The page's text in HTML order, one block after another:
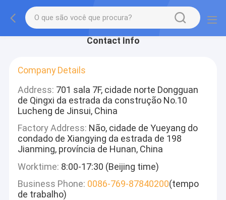
Contact Info
Company Details
Address: 701 sala 7F, cidade norte Dongguan
de Qingxi da estrada da construção No.10
Lucheng de Jinsui, China
Factory Address: Não, cidade de Yueyang do
condado de Xiangying da estrada de 198
Jianming, província de Hunan, China
Worktime: 8:00-17:30 (Beijing time)
Business Phone: 0086-769-87840200(tempo
de trabalho)